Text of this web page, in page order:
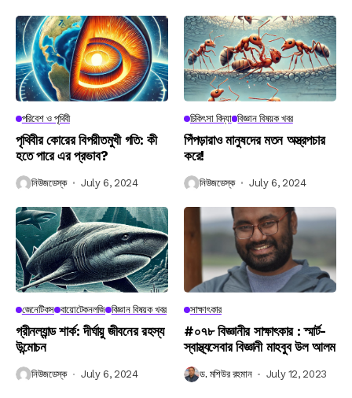
পরিবেশ ও পৃথিবী
পৃথিবীর কোরের বিপরীতমুখী গতি: কী
হতে পারে এর প্রভাব?
নিউজডেস্ক July 6, 2024
চিকিৎসা বিদ্যা বিজ্ঞান বিষয়ক খবর
পিঁপড়ারাও মানুষদের মতন অস্ত্রপচার
করে!
নিউজডেস্ক July 6, 2024
জেনেটিকস বায়োটেকনলজি বিজ্ঞান বিষয়ক খবর
গ্রীনল্যান্ড শার্ক: দীর্ঘায়ু জীবনের রহস্য
উন্মোচন
নিউজডেস্ক July 6, 2024
সাক্ষাৎকার
#০৭৮ বিজ্ঞানীর সাক্ষাৎকার : স্মার্ট-
স্বাস্থ্যসেবার বিজ্ঞানী মাহবুব উল আলম
ড. মশিউর রহমান July 12, 2023